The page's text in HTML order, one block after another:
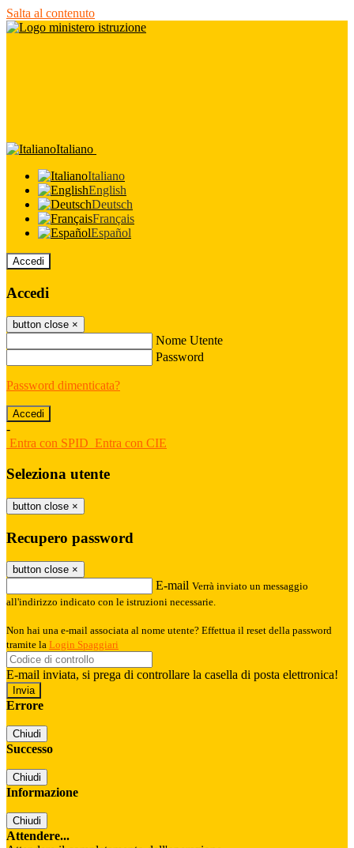
Salta al contenuto
Italiano
Italiano
English
Deutsch
Français
Español
Accedi
Accedi
button close ×
Nome Utente
Password
Password dimenticata?
-
Entra con SPID Entra con CIE
Seleziona utente
button close ×
Recupero password
button close ×
E-mail Verrà inviato un messaggio
all'indirizzo indicato con le istruzioni necessarie.
Non hai una e-mail associata al nome utente? Effettua il reset della password
tramite la Login Spaggiari
E-mail inviata, si prega di controllare la casella di posta elettronica!
Errore
Chiudi
Successo
Chiudi
Informazione
Chiudi
Attendere...